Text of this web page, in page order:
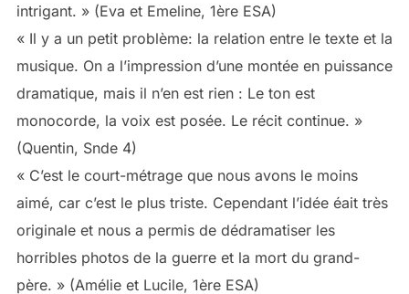
intrigant. » (Eva et Emeline, 1ère ESA)
« Il y a un petit problème: la relation entre le texte et la
musique. On a l’impression d’une montée en puissance
dramatique, mais il n’en est rien : Le ton est
monocorde, la voix est posée. Le récit continue. »
(Quentin, Snde 4)
« C’est le court-métrage que nous avons le moins
aimé, car c’est le plus triste. Cependant l’idée éait très
originale et nous a permis de dédramatiser les
horribles photos de la guerre et la mort du grand-
père. » (Amélie et Lucile, 1ère ESA)